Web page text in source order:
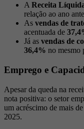
A Receita
relação ao ano
As vendas de
acentuada de
Já as vendas de
36,4% no mesmo
Emprego e
Apesar da queda na
nota positiva: o setor
um acréscimo de mais de
2025.